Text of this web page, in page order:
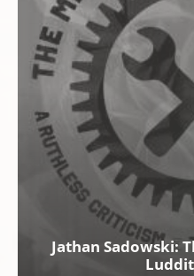
Jathan Sadowski: